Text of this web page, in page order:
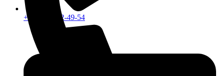
+7 (913) 672-49-54